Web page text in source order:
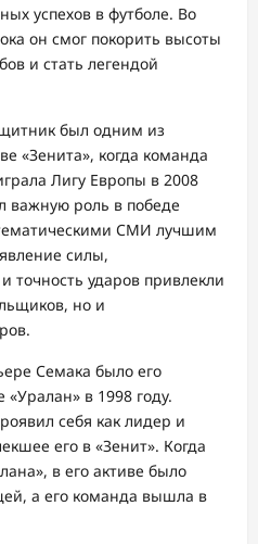
успехов в футболе. Во
он смог покорить высоты
и стать легендой
был одним из
«Зенита», когда команда
Лигу Европы в 2008
важную роль в победе
СМИ лучшим
силы,
точность ударов привлекли
но и
Семака было его
в 1998 году.
себя как лидер и
его в «Зенит». Когда
в его активе было
а его команда вышла в